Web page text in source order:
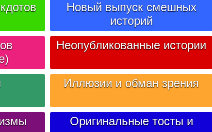
Новый выпуск смешных
историй
Неопубликованные истории
Иллюзии и обман зрения
Оригинальные тосты и